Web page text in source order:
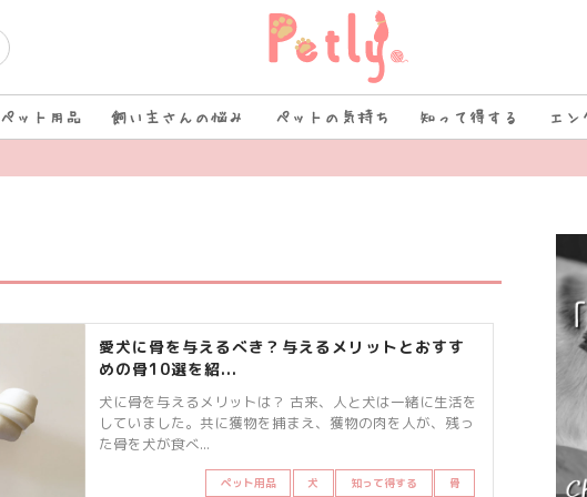
ペット用品 飼い主さんの悩み ペットの気持ち 知って得する エン
愛犬に骨を与えるべき？与えるメリットとおすす
めの骨10選を紹...
犬に骨を与えるメリットは？ 古来、人と犬は一緒に生活を
していました。共に獲物を捕まえ、獲物の肉を人が、残っ
た骨を犬が食べ...
ペット用品 犬 知って得する 骨